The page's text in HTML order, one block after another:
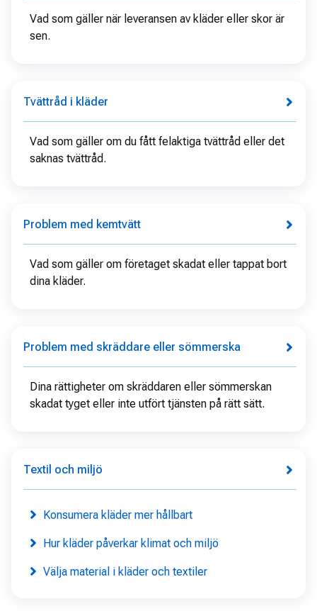
Vad som gäller när leveransen av kläder eller skor är
sen.
Tvättråd i kläder
Vad som gäller om du fått felaktiga tvättråd eller det
saknas tvättråd.
Problem med kemtvätt
Vad som gäller om företaget skadat eller tappat bort
dina kläder.
Problem med skräddare eller sömmerska
Dina rättigheter om skräddaren eller sömmerskan
skadat tyget eller inte utfört tjänsten på rätt sätt.
Textil och miljö
Konsumera kläder mer hållbart
Hur kläder påverkar klimat och miljö
Välja material i kläder och textiler